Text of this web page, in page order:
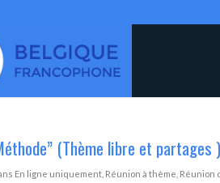
(Thème libre et partages )
En ligne uniquement Réunion à thème Réunion